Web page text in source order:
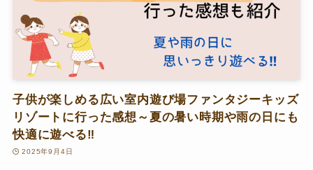
子供が楽しめる広い室内遊び場ファンタジーキッズ
リゾートに行った感想～夏の暑い時期や雨の日にも
快適に遊べる‼
2025年9月4日